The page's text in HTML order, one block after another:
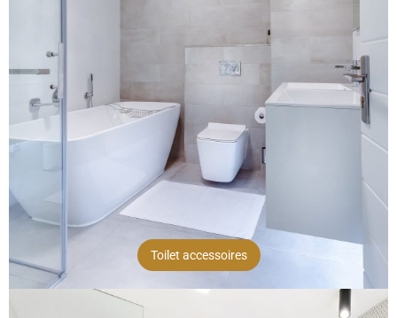
Toilet accessoires